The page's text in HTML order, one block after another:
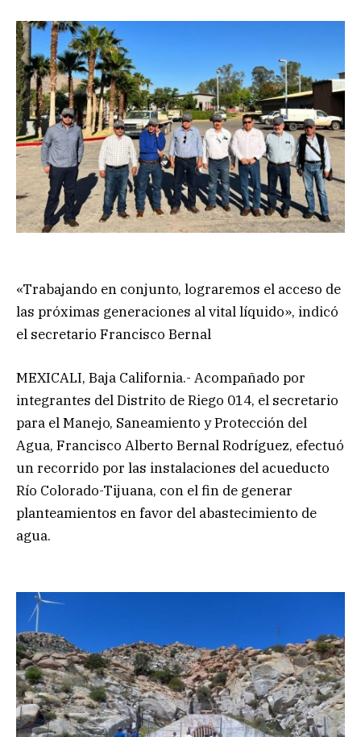
«Trabajando en conjunto, lograremos el acceso de
las próximas generaciones al vital líquido», indicó
el secretario Francisco Bernal
MEXICALI, Baja California.- Acompañado por
integrantes del Distrito de Riego 014, el secretario
para el Manejo, Saneamiento y Protección del
Agua, Francisco Alberto Bernal Rodríguez, efectuó
un recorrido por las instalaciones del acueducto
Río Colorado-Tijuana, con el fin de generar
planteamientos en favor del abastecimiento de
agua.